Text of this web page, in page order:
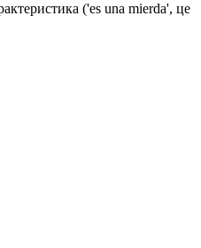
('es una mierda', це